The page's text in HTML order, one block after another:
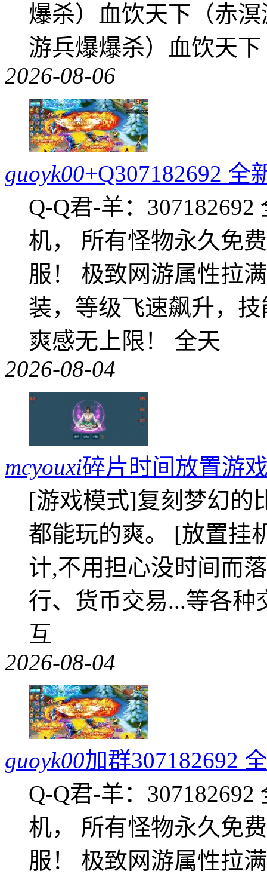
爆杀）血饮天下（赤
游兵爆爆杀）血饮天
2026-08-06
guoyk00+Q307182692
Q-Q君-羊：
机， 所有怪物永久免
服！ 极致网游属性拉
装，等级飞速飙升，
爽感无上限！ 全天
2026-08-04
mcyouxi碎片时间放置游
[游戏模式]复刻梦幻的
都能玩的爽。 [放置挂
计,不用担心没时间而
行、货币交易...等各
互
2026-08-04
guoyk00加群307182692
Q-Q君-羊：
机， 所有怪物永久免
服！ 极致网游属性拉